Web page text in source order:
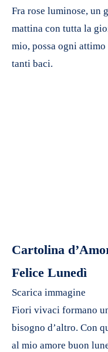
Fra rose luminose, un
mattina con tutta la
mio, possa ogni
tanti baci.
Cartolina
Felice Lunedì
Scarica immagine
Fiori vivaci formano
bisogno d’altro. Con
al mio amore buon